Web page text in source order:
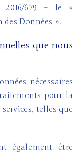
2016/679 – le «
Données ».
que nous
nécessaires
pour la
telles que
également être